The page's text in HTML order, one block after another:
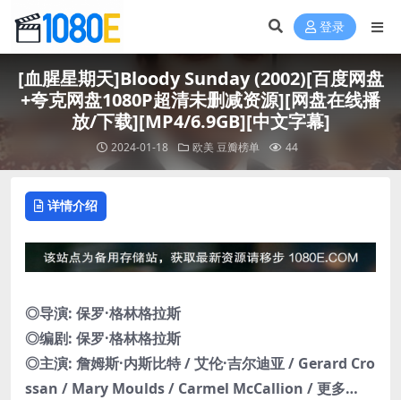
登录
[血腥星期天]Bloody Sunday (2002)[百度网盘
+夸克网盘1080P超清未删减资源][网盘在线播
放/下载][MP4/6.9GB][中文字幕]
2024-01-18 欧美 豆瓣榜单 44
详情介绍
◎导演: 保罗·格林格拉斯
◎编剧: 保罗·格林格拉斯
◎主演: 詹姆斯·内斯比特 / 艾伦·吉尔迪亚 / Gerard Cro
ssan / Mary Moulds / Carmel McCallion / 更多…